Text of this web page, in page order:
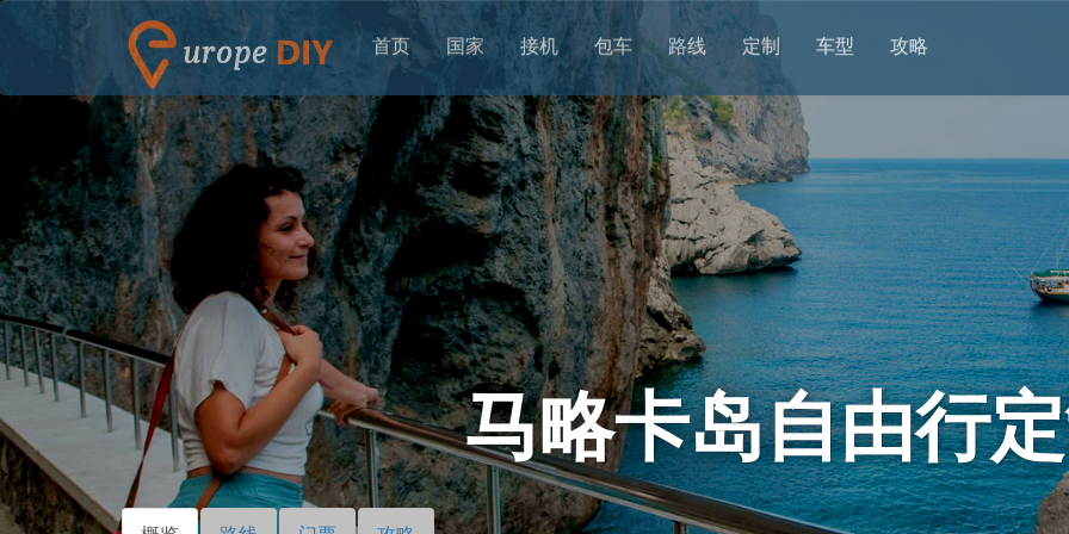
首页 国家 接机 包车 路线 定制 车型 攻略
马略卡岛自由行